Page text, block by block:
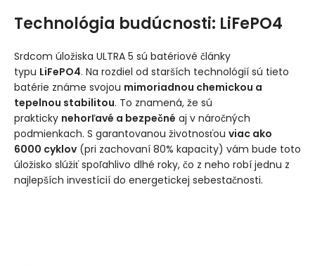
Technológia budúcnosti: LiFePO4
Srdcom úložiska ULTRA 5 sú batériové články
typu LiFePO4. Na rozdiel od starších technológií sú tieto
batérie známe svojou mimoriadnou chemickou a
tepelnou stabilitou. To znamená, že sú
prakticky nehorľavé a bezpečné aj v náročných
podmienkach. S garantovanou životnosťou viac ako
6000 cyklov (pri zachovaní 80% kapacity) vám bude toto
úložisko slúžiť spoľahlivo dlhé roky, čo z neho robí jednu z
najlepších investícií do energetickej sebestačnosti.